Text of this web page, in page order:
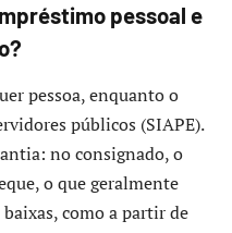
pessoal e
pessoa, enquanto o
públicos (SIAPE).
no consignado, o
o que geralmente
como a partir de